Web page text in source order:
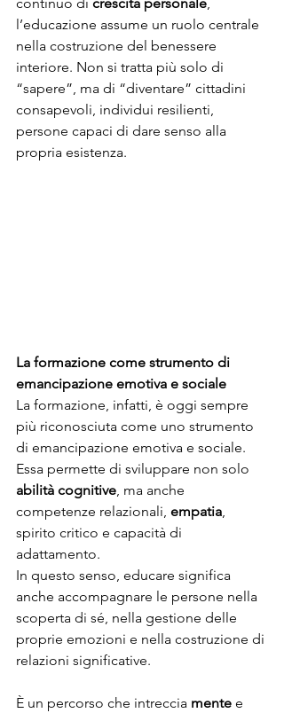
l’educazione assume un ruolo centrale
nella costruzione del benessere
interiore. Non si tratta più solo di
“sapere”, ma di “diventare” cittadini
consapevoli, individui resilienti,
persone capaci di dare senso alla
propria esistenza.
La formazione come strumento di
emancipazione emotiva e sociale
La formazione, infatti, è oggi sempre
più riconosciuta come uno strumento
di emancipazione emotiva e sociale.
Essa permette di sviluppare non solo
abilità cognitive, ma anche
competenze relazionali, empatia,
spirito critico e capacità di
adattamento.
In questo senso, educare significa
anche accompagnare le persone nella
scoperta di sé, nella gestione delle
proprie emozioni e nella costruzione di
relazioni significative.
È un percorso che intreccia mente e